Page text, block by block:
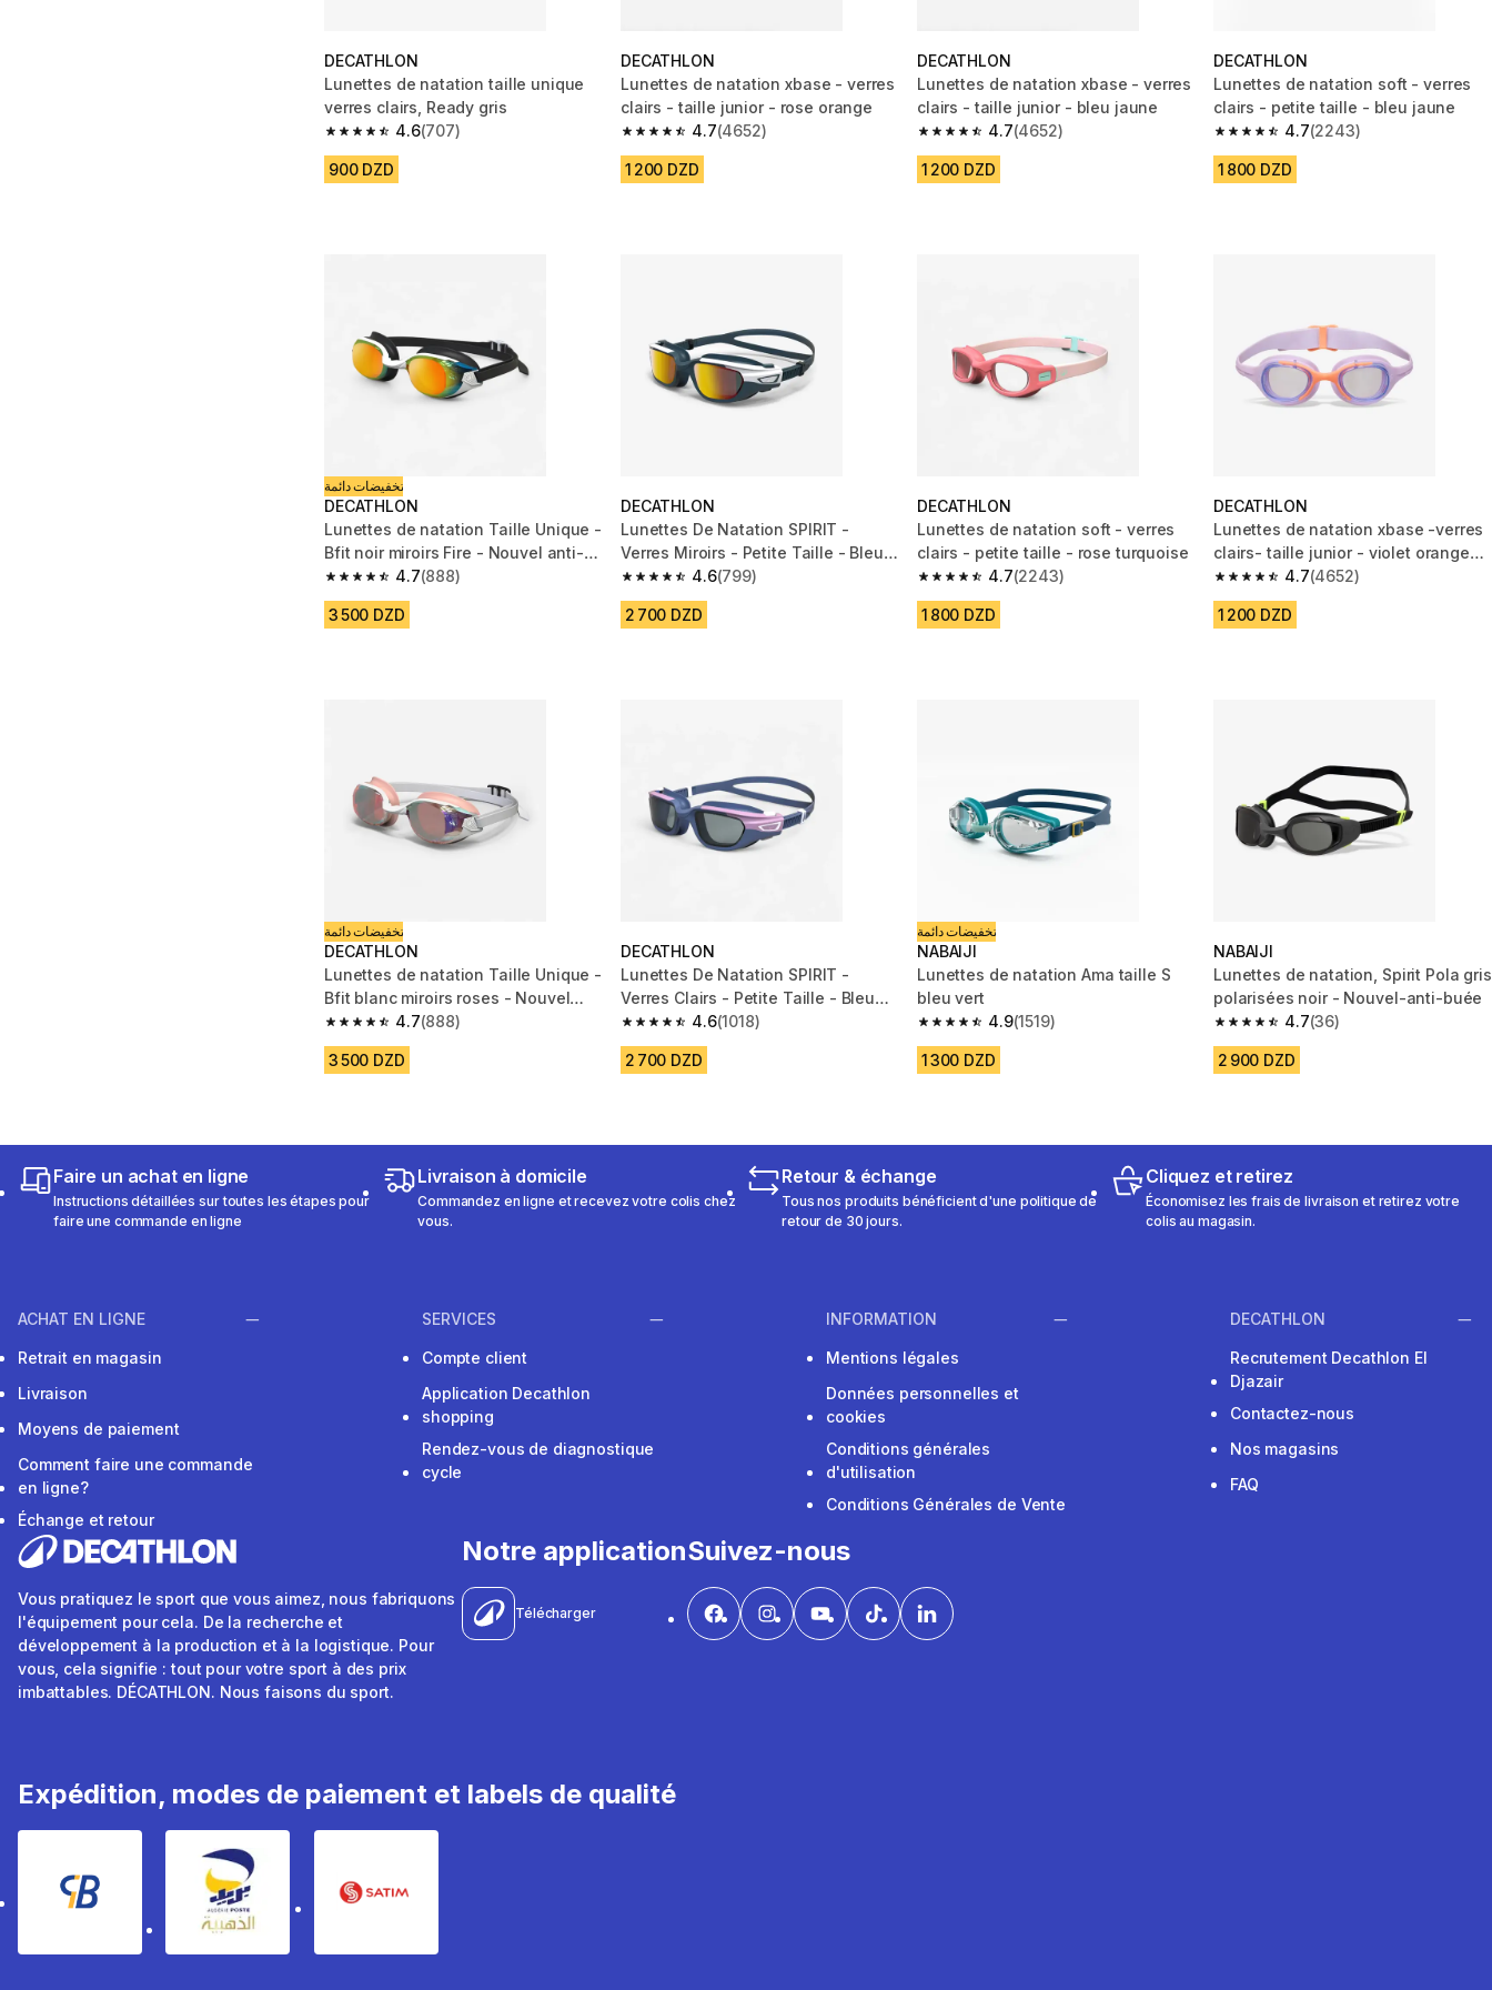
DECATHLON
Lunettes de natation taille unique
verres clairs, Ready gris
4.6
4.6 out of 5 stars from 707 reviews
(707)
900 DZD
DECATHLON
Lunettes de natation xbase - verres
clairs - taille junior - rose orange
4.7
4.7 out of 5 stars from 4652 reviews
(4652)
1 200 DZD
DECATHLON
Lunettes de natation xbase - verres
clairs - taille junior - bleu jaune
4.7
4.7 out of 5 stars from 4652 reviews
(4652)
1 200 DZD
DECATHLON
Lunettes de natation soft - verres
clairs - petite taille - bleu jaune
4.7
4.7 out of 5 stars from 2243 reviews
(2243)
1 800 DZD
تخفيضات دائمة
DECATHLON
Lunettes de natation Taille Unique -
Bfit noir miroirs Fire - Nouvel anti-
buée
4.7
4.7 out of 5 stars from 888 reviews
(888)
3 500 DZD
DECATHLON
Lunettes De Natation SPIRIT -
Verres Miroirs - Petite Taille - Bleu
Orange
4.6
4.6 out of 5 stars from 799 reviews
(799)
2 700 DZD
DECATHLON
Lunettes de natation soft - verres
clairs - petite taille - rose turquoise
4.7
4.7 out of 5 stars from 2243 reviews
(2243)
1 800 DZD
DECATHLON
Lunettes de natation xbase -verres
clairs- taille junior - violet orange
pastel
4.7
4.7 out of 5 stars from 4652 reviews
(4652)
1 200 DZD
تخفيضات دائمة
DECATHLON
Lunettes de natation Taille Unique -
Bfit blanc miroirs roses - Nouvel
anti-buée4.7
4.7 out of 5 stars from 888 reviews
(888)
3 500 DZD
DECATHLON
Lunettes De Natation SPIRIT -
Verres Clairs - Petite Taille - Bleu
Mauve
4.6
4.6 out of 5 stars from 1018 reviews
(1018)
2 700 DZD
تخفيضات دائمة
NABAIJI
Lunettes de natation Ama taille S
bleu vert
4.9
4.9 out of 5 stars from 1519 reviews
(1519)
1 300 DZD
NABAIJI
Lunettes de natation, Spirit Pola gris
polarisées noir - Nouvel-anti-buée
4.7
4.7 out of 5 stars from 36 reviews
(36)
2 900 DZD
Faire un achat en ligne
Instructions détaillées sur toutes les étapes pour
faire une commande en ligne
Livraison à domicile
Commandez en ligne et recevez votre colis chez
vous.
Retour & échange
Tous nos produits bénéficient d'une politique de
retour de 30 jours.
Cliquez et retirez
Économisez les frais de livraison et retirez votre
colis au magasin.
ACHAT EN LIGNE
Retrait en magasin
Livraison
Moyens de paiement
Comment faire une commande
en ligne?
Échange et retour
SERVICES
Compte client
Application Decathlon
shopping
Rendez-vous de diagnostique
cycle
INFORMATION
Mentions légales
Données personnelles et
cookies
Conditions générales
d'utilisation
Conditions Générales de Vente
DECATHLON
Recrutement Decathlon El
Djazair
Contactez-nous
Nos magasins
FAQ
Vous pratiquez le sport que vous aimez, nous fabriquons
l'équipement pour cela. De la recherche et
développement à la production et à la logistique. Pour
vous, cela signifie : tout pour votre sport à des prix
imbattables. DÉCATHLON. Nous faisons du sport.
Notre application
Télécharger
Suivez-nous
Expédition, modes de paiement et labels de qualité